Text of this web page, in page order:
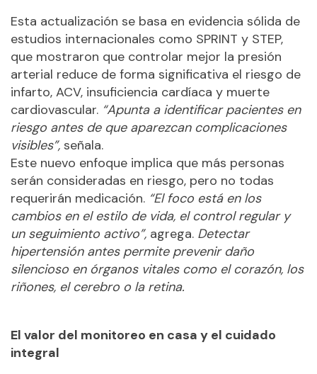
Esta actualización se basa en evidencia sólida de
estudios internacionales como SPRINT y STEP,
que mostraron que controlar mejor la presión
arterial reduce de forma significativa el riesgo de
infarto, ACV, insuficiencia cardíaca y muerte
cardiovascular. “Apunta a identificar pacientes en
riesgo antes de que aparezcan complicaciones
visibles”, señala.
Este nuevo enfoque implica que más personas
serán consideradas en riesgo, pero no todas
requerirán medicación. “El foco está en los
cambios en el estilo de vida, el control regular y
un seguimiento activo”, agrega. Detectar
hipertensión antes permite prevenir daño
silencioso en órganos vitales como el corazón, los
riñones, el cerebro o la retina.
El valor del monitoreo en casa y el cuidado
integral